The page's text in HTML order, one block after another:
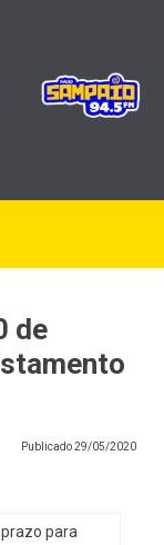
de
Publicado29/05/2020
para